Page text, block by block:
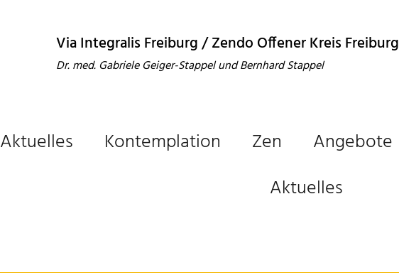
Via Integralis Freiburg / Zendo Offener Kreis Freiburg
Dr. med. Gabriele Geiger-Stappel und Bernhard Stappel
Aktuelles Kontemplation Zen Angebote
Aktuelles